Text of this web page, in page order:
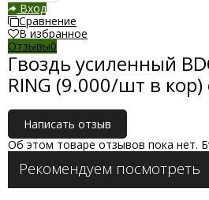
Вход
Сравнение
В избранное
Отзывы0
Гвоздь усиленный
RING (9.000/шт в
Написать отзыв
Об этом товаре отзывов пока нет.
Рекомендуем посмотреть